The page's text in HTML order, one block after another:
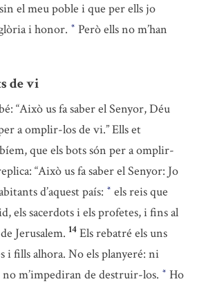
el meu poble i que per ells jo
i honor. * Però ells no m’han
de vi
“Això us fa saber el Senyor, Déu
a omplir-los de vi.” Ells et
que els bots són per a omplir-
“Això us fa saber el Senyor: Jo
d’aquest país: * els reis que
els sacerdots i els profetes, i fins al
Jerusalem. 14 Els rebatré els uns
i fills alhora. No els planyeré: ni
m’impediran de destruir-los. * Ho